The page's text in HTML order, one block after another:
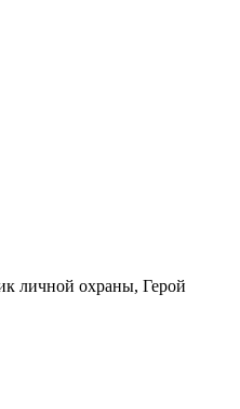
личной охраны, Герой